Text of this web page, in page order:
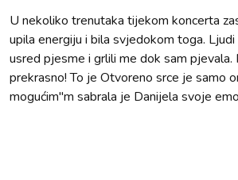
U nekoliko trenutaka tijekom koncerta
upila energiju i bila svjedokom toga. Ljudi
usred pjesme i grlili me dok sam pjevala.
prekrasno! To je Otvoreno srce je samo
mogućim"m sabrala je Danijela svoje